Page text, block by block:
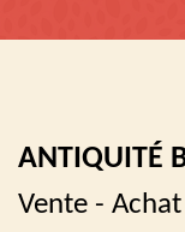
ANTIQUITÉ
Vente -